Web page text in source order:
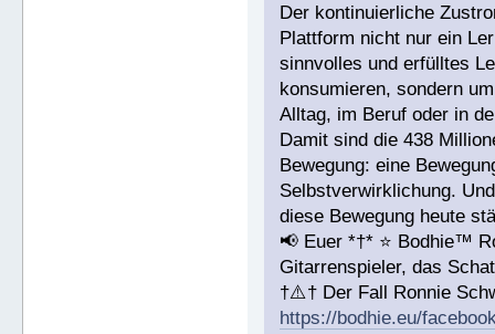
Der kontinuierliche
Plattform nicht nur ein
sinnvolles und erfülltes
konsumieren, sondern
Alltag, im Beruf oder in
Damit sind die 438
Bewegung: eine
Selbstverwirklichung.
diese Bewegung heute
📢 Euer *†* ⭐️ Bodhie™
Gitarrenspieler, das
†⚠️† Der Fall Ronnie
https://bodhie.eu/